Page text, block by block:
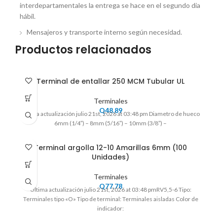
interdepartamentales la entrega se hace en el segundo dia
hábil.
Mensajeros y transporte interno según necesidad.
Productos relacionados
Terminal de entallar 250 MCM Tubular UL
Terminales
Q48.89
Ultima actualización julio 21st, 2026 at 03:48 pm Diametro de hueco
6mm (1/4″) – 8mm (5/16″) – 10mm (3/8″) –
Terminal argolla 12-10 Amarillas 6mm (100
Unidades)
Terminales
Q77.78
Ultima actualización julio 21st, 2026 at 03:48 pmRV5,5-6 Tipo:
Terminales tipo «O» Tipo de terminal: Terminales aisladas Color de
indicador: